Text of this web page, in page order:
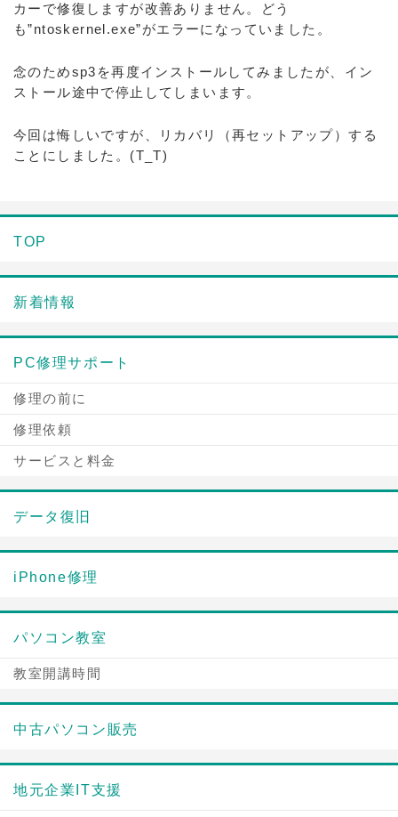
カーで修復しますが改善ありません。どう
も”ntoskernel.exe”がエラーになっていました。
念のためsp3を再度インストールしてみましたが、イン
ストール途中で停止してしまいます。
今回は悔しいですが、リカバリ（再セットアップ）する
ことにしました。(T_T)
TOP
新着情報
PC修理サポート
修理の前に
修理依頼
サービスと料金
データ復旧
iPhone修理
パソコン教室
教室開講時間
中古パソコン販売
地元企業IT支援